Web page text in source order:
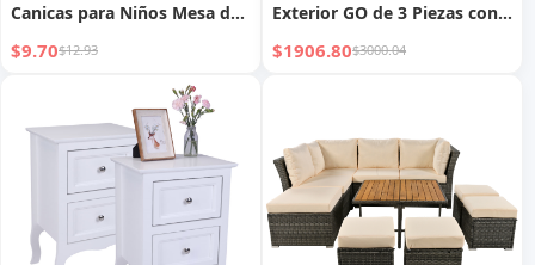
Canicas para Niños Mesa de
Canicas Juguetes Educativos
Mayores de 3 a 6 Años
$9.70$12.93
Exterior GO de 3 Piezas con 2
Bancos, Mesa de Comedor
$1906.80$3000.04